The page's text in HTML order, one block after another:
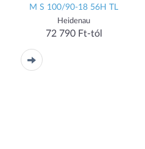
M S 100/90-18 56H TL
Heidenau
72 790 Ft-tól